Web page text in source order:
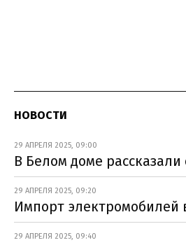
НОВОСТИ
29 АПРЕЛЯ 2025, 09:00
В Белом доме
29 АПРЕЛЯ 2025, 09:20
Импорт электромобилей
29 АПРЕЛЯ 2025, 09:40